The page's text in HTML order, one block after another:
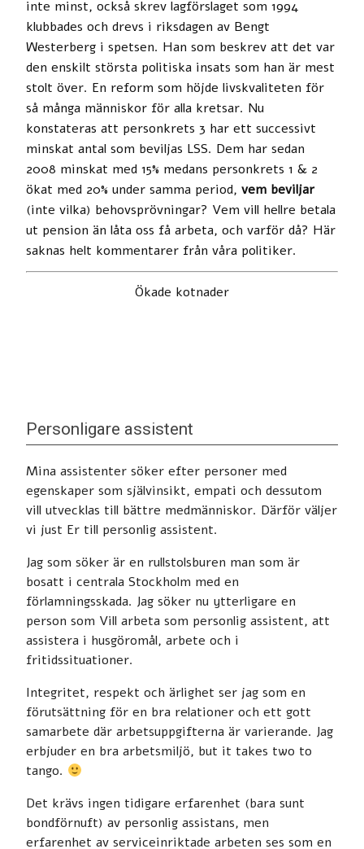
inte minst, också skrev lagförslaget som 1994
klubbades och drevs i riksdagen av Bengt
Westerberg i spetsen. Han som beskrev att det var
den enskilt största politiska insats som han är mest
stolt över. En reform som höjde livskvaliteten för
så många människor för alla kretsar. Nu
konstateras att personkrets 3 har ett successivt
minskat antal som beviljas LSS. Dem har sedan
2008 minskat med 15% medans personkrets 1 & 2
ökat med 20% under samma period, vem beviljar
(inte vilka) behovsprövningar? Vem vill hellre betala
ut pension än låta oss få arbeta, och varför då? Här
saknas helt kommentarer från våra politiker.
Ökade kotnader
Personligare assistent
Mina assistenter söker efter personer med
egenskaper som självinsikt, empati och dessutom
vill utvecklas till bättre medmänniskor. Därför väljer
vi just Er till personlig assistent.
Jag som söker är en rullstolsburen man som är
bosatt i centrala Stockholm med en
förlamningsskada. Jag söker nu ytterligare en
person som Vill arbeta som personlig assistent, att
assistera i husgöromål, arbete och i
fritidssituationer.
Integritet, respekt och ärlighet ser jag som en
förutsättning för en bra relationer och ett gott
samarbete där arbetsuppgifterna är varierande. Jag
erbjuder en bra arbetsmiljö, but it takes two to
tango.
Det krävs ingen tidigare erfarenhet (bara sunt
bondförnuft) av personlig assistans, men
erfarenhet av serviceinriktade arbeten ses som en